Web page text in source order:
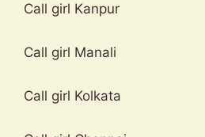
Call girl Kanpur
Call girl Manali
Call girl Kolkata